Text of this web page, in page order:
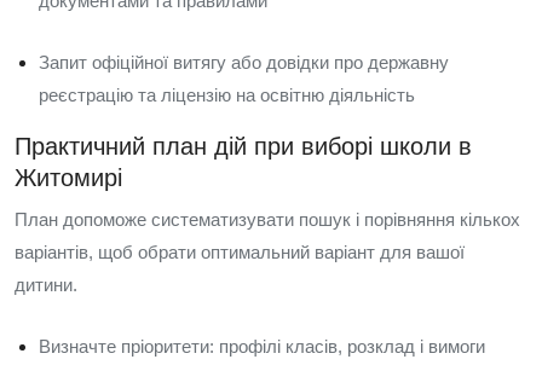
Запит офіційної витягу або довідки про державну
реєстрацію та ліцензію на освітню діяльність
Практичний план дій при виборі школи в
Житомирі
План допоможе систематизувати пошук і порівняння кількох
варіантів, щоб обрати оптимальний варіант для вашої
дитини.
Визначте пріоритети: профілі класів, розклад і вимоги